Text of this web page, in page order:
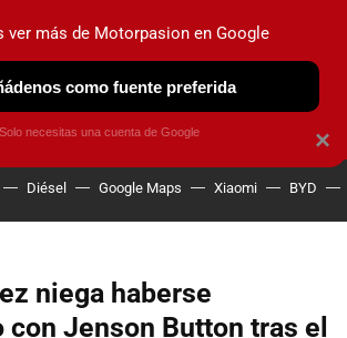
ELÉCTRICOS OBSERVATORIO
Diésel Google Maps Xiaomi BYD
niega haberse
Jenson Button tras el
×
ver más de Motorpasion en Google
como fuente preferida
Solo necesitas una cuenta de Google